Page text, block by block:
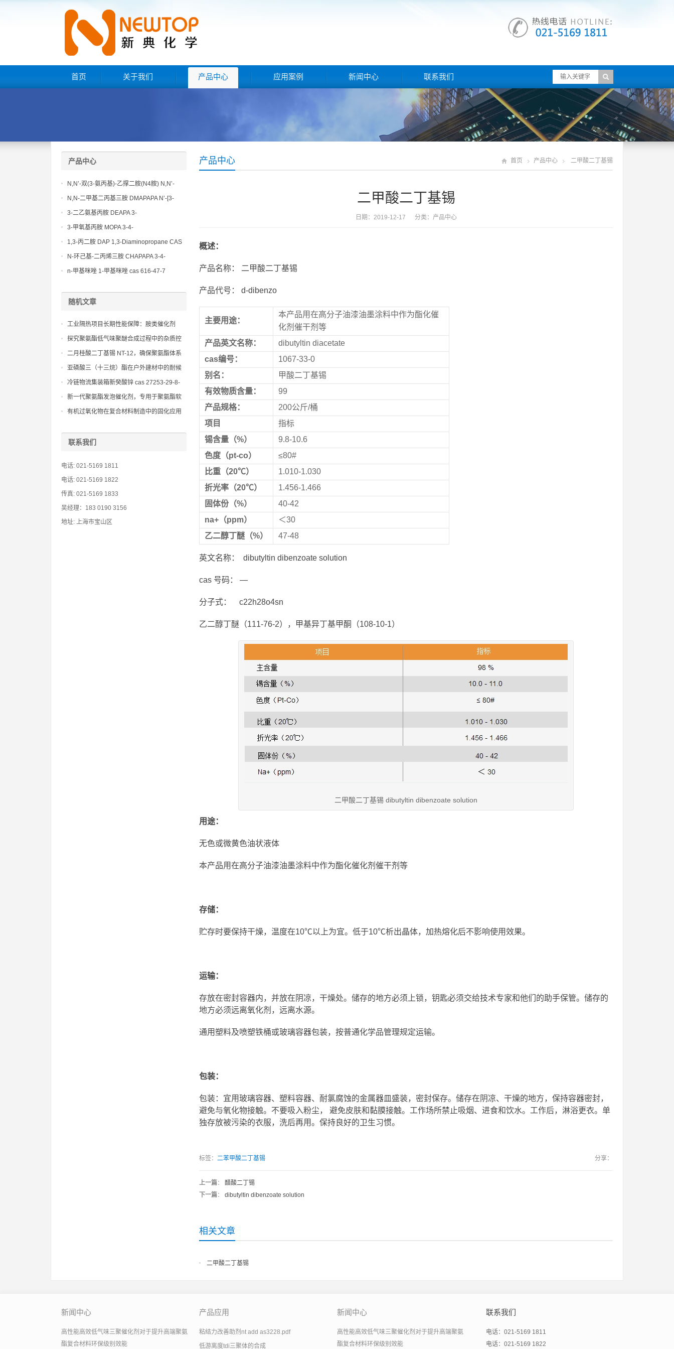
首页 关于我们 产品中心 应用案例 新闻中心 联系我们
产品中心 首页 产品中心 二甲酸二丁基锡
二甲酸二丁基锡
日期：2019-12-17 分类： 产品中心
概述：
产品名称： 二甲酸二丁基锡
产品代号： d-dibenzo
主要用途：
本产品用在高分子油漆油墨涂料中作为酯化催
化剂催干剂等
产品英文名称：
dibutyltin diacetate
cas编号：
1067-33-0
别名：
甲酸二丁基锡
有效物质含量：
99
产品规格：
200公斤/桶
项目
指标
锡含量（%）
9.8-10.6
色度（pt-co）
≤80#
比重（20℃）
1.010-1.030
折光率（20℃）
1.456-1.466
固体份（%）
40-42
na+ （ppm）
＜30
乙二醇丁醚（%） 47-48
英文名称： dibutyltin dibenzoate solution
cas 号码： —
分子式： c22h28o4sn
乙二醇丁醚（111-76-2），甲基异丁基甲酮（108-10-1）
二甲酸二丁基锡 dibutyltin dibenzoate solution
用途：
无色或微黄色油状液体
本产品用在高分子油漆油墨涂料中作为酯化催化剂催干剂等
存储：
贮存时要保持干燥，温度在10℃以上为宜。低于10℃析出晶体，加热熔化后不影响使用效果。
运输：
存放在密封容器内，并放在阴凉，干燥处。储存的地方必须上锁，钥匙必须交给技术专家和他们的助手保管。储存的
地方必须远离氧化剂，远离水源。
通用塑料及喷塑铁桶或玻璃容器包装，按普通化学品管理规定运输。
包装：
包装：宜用玻璃容器、塑料容器、耐氯腐蚀的金属器皿盛装，密封保存。储存在阴凉、干燥的地方，保持容器密封，
避免与氧化物接触。不要吸入粉尘， 避免皮肤和黏膜接触。工作场所禁止吸烟、进食和饮水。工作后，淋浴更衣。单
独存放被污染的衣服，洗后再用。保持良好的卫生习惯。
标签： 二苯甲酸二丁基锡 分享：
上一篇： 醋酸二丁锡
下一篇： dibutyltin dibenzoate solution
相关文章
二甲酸二丁基锡
产品中心
N,N’-双(3-氨丙基)-乙撑二胺(N4胺) N,N’-
Bis(3-aminopropyl)-ethylenediamine CAS
No10563-26-5
N,N-二甲基二丙基三胺 DMAPAPA N’-[3-
(dimethylamino)propyllpropane-1,3-
diamine CAS No10563-29-8
3-二乙氨基丙胺 DEAPA 3-
(Diethylamino)propylamine CAS No 104-
3-甲氧基丙胺 MOPA 3-4-
Methoxypropylamine CAS No 5332-73-0
1,3-丙二胺 DAP 1,3-Diaminopropane CAS
No 109-76-2
N-环己基-二丙烯三胺 CHAPAPA 3-4-
Methoxypropylamine CAS No:5332-73-0
n-甲基咪唑 1-甲基咪唑 cas 616-47-7
随机文章
工业隔热项目长期性能保障：胺类催化剂
kc101的应用实例
探究聚氨酯低气味聚醚合成过程中的杂质控
制与纯化技术以降低气味源
二月桂酸二丁基锡 NT-12，确保聚氨酯体系
的发泡和凝胶反应平衡
亚磷酸三（十三烷）酯在户外建材中的耐候
性表现
冷链物流集装箱新癸酸锌 cas 27253-29-8-
40℃低温发泡稳定性工艺
新一代聚氨酯发泡催化剂，专用于聚氨酯软
泡、硬泡和半硬泡生产
有机过氧化物在复合材料制造中的固化应用
联系我们
电话: 021-5169 1811
电话: 021-5169 1822
传真: 021-5169 1833
吴经理：183 0190 3156
地址: 上海市宝山区
新闻中心
高性能高效低气味三聚催化剂对于提升高端聚氨
酯复合材料环保级别效能
产品应用
粘结力改善助剂nt add as3228.pdf
低游离度tdi三聚体的合成
新闻中心
高性能高效低气味三聚催化剂对于提升高端聚氨
酯复合材料环保级别效能
联系我们
电话：021-5169 1811
电话：021-5169 1822